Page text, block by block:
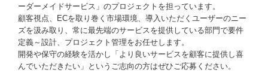
ーダーメイドサービス」のプロジェクトを担っています。
顧客視点、ECを取り巻く市場環境、導入いただくユーザーのニー
ズを汲み取り、常に最先端のサービスを提供している部門で要件
定義～設計、プロジェクト管理をお任せします。
開発や保守の経験を活かし「より良いサービスを顧客に提供し喜
んでいただきたい」というご志向の方はぜひご応募ください。